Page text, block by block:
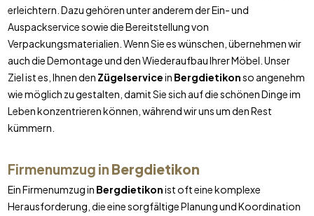
erleichtern. Dazu gehören unter anderem der Ein- und
Auspackservice sowie die Bereitstellung von
Verpackungsmaterialien. Wenn Sie es wünschen, übernehmen wir
auch die Demontage und den Wiederaufbau Ihrer Möbel. Unser
Ziel ist es, Ihnen den Zügelservicein Bergdietikonso angenehm
wie möglich zu gestalten, damit Sie sich auf die schönen Dinge im
Leben konzentrieren können, während wir uns um den Rest
kümmern.
Firmenumzug in Bergdietikon
Ein Firmenumzug in Bergdietikonist oft eine komplexe
Herausforderung, die eine sorgfältige Planung und Koordination